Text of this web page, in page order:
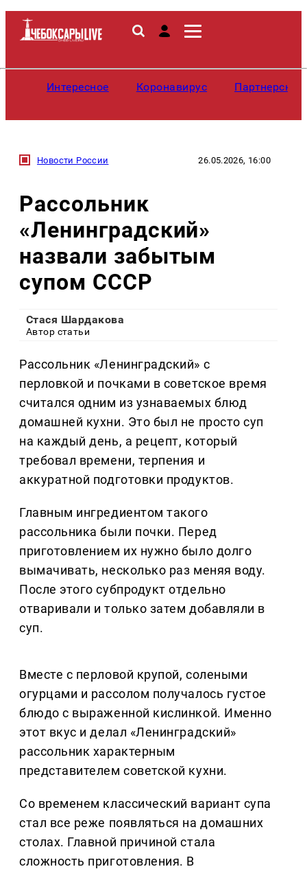
Интересное Коронавирус
Новости России 26.05.2026, 16:00
Рассольник
«Ленинградский»
назвали забытым
супом СССР
Стася Шардакова
Автор статьи
Рассольник «Ленинградский» с
перловкой и почками в советское время
считался одним из узнаваемых блюд
домашней кухни. Это был не просто суп
на каждый день, а рецепт, который
требовал времени, терпения и
аккуратной подготовки продуктов.
Главным ингредиентом такого
рассольника были почки. Перед
приготовлением их нужно было долго
вымачивать, несколько раз меняя воду.
После этого субпродукт отдельно
отваривали и только затем добавляли в
суп.
Вместе с перловой крупой, солеными
огурцами и рассолом получалось густое
блюдо с выраженной кислинкой. Именно
этот вкус и делал «Ленинградский»
рассольник характерным
представителем советской кухни.
Со временем классический вариант супа
стал все реже появляться на домашних
столах. Главной причиной стала
сложность приготовления. В